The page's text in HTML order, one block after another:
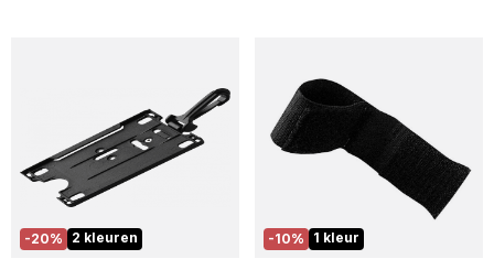
-20% 2 kleuren -10% 1 kleur